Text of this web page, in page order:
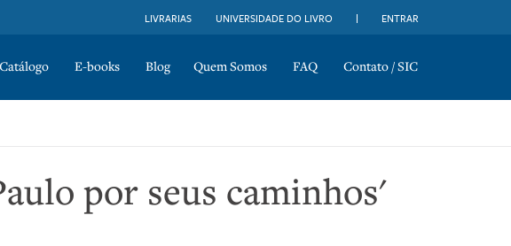
LIVRARIAS UNIVERSIDADE DO LIVRO ENTRAR
Catálogo E-books Blog Quem Somos FAQ Contato / SIC
por seus caminhos'